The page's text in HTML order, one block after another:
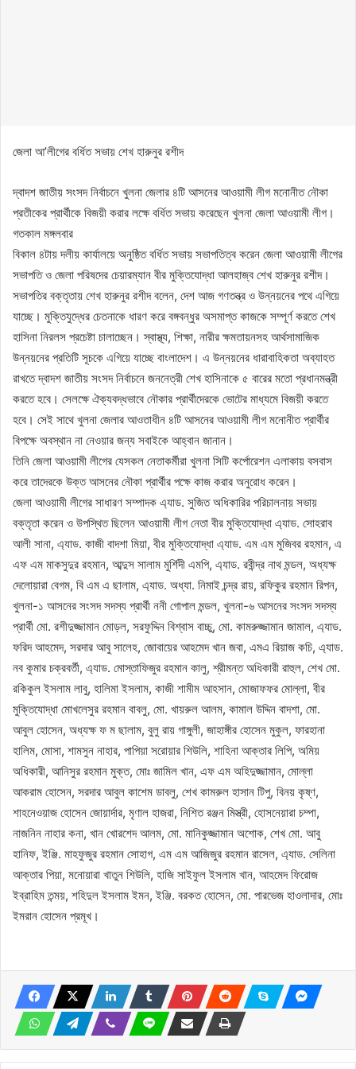
জেলা আ’লীগের বর্ধিত সভায় শেখ হারুনুর রশীদ
দ্বাদশ জাতীয় সংসদ নির্বাচনে খুলনা জেলার ৪টি আসনের আওয়ামী লীগ মনোনীত নৌকা
প্রতীকের প্রার্থীকে বিজয়ী করার লক্ষে বর্ধিত সভায় করেছেন খুলনা জেলা আওয়ামী লীগ।
গতকাল মঙ্গলবার
বিকাল ৪টায় দলীয় কার্যালয়ে অনুষ্ঠিত বর্ধিত সভায় সভাপতিত্ব করেন জেলা আওয়ামী লীগের
সভাপতি ও জেলা পরিষদের চেয়ারম্যান বীর মুক্তিযোদ্ধা আলহাজ্ব শেখ হারুনুর রশীদ।
সভাপতির বক্তৃতায় শেখ হারুনুর রশীদ বলেন, দেশ আজ গণতন্ত্র ও উন্নয়নের পথে এগিয়ে
যাচ্ছে। মুক্তিযুদ্ধের চেতনাকে ধারণ করে বঙ্গবন্ধুর অসমাপ্ত কাজকে সম্পূর্ণ করতে শেখ
হাসিনা নিরলস প্রচেষ্টা চালাচ্ছেন। স্বাস্থ্য, শিক্ষা, নারীর ক্ষমতায়নসহ আর্থসামাজিক
উন্নয়নের প্রতিটি সূচকে এগিয়ে যাচ্ছে বাংলাদেশ। এ উন্নয়নের ধারাবাহিকতা অব্যাহত
রাখতে দ্বাদশ জাতীয় সংসদ নির্বাচনে জননেত্রী শেখ হাসিনাকে ৫ বারের মতো প্রধানমন্ত্রী
করতে হবে। সেলক্ষে ঐক্যবদ্ধভাবে নৌকার প্রার্থীদেরকে ভোটের মাধ্যমে বিজয়ী করতে
হবে। সেই সাথে খুলনা জেলার আওতাধীন ৪টি আসনের আওয়ামী লীগ মনোনীত প্রার্থীর
বিপক্ষে অবস্থান না নেওয়ার জন্য সবাইকে আহ্বান জানান।
তিনি জেলা আওয়ামী লীগের যেসকল নেতাকর্মীরা খুলনা সিটি কর্পোরেশন এলাকায় বসবাস
করে তাদেরকে উক্ত আসনের নৌকা প্রার্থীর পক্ষে কাজ করার অনুরোধ করেন।
জেলা আওয়ামী লীগের সাধারণ সম্পাদক এ্যাড. সুজিত অধিকারির পরিচালনায় সভায়
বক্তৃতা করেন ও উপস্থিত ছিলেন আওয়ামী লীগ নেতা বীর মুক্তিযোদ্ধা এ্যাড. সোহরাব
আলী সানা, এ্যাড. কাজী বাদশা মিয়া, বীর মুক্তিযোদ্ধা এ্যাড. এম এম মুজিবর রহমান, এ
এফ এম মাকসুদুর রহমান, আব্দুস সালাম মুর্শিদী এমপি, এ্যাড. রবীন্দ্র নাথ মন্ডল, অধ্যক্ষ
দেলোয়ারা বেগম, বি এম এ ছালাম, এ্যাড. অধ্যা. নিমাই চন্দ্র রায়, রফিকুর রহমান রিপন,
খুলনা-১ আসনের সংসদ সদস্য প্রার্থী ননী গোপাল মন্ডল, খুলনা-৬ আসনের সংসদ সদস্য
প্রার্থী মো. রশীদুজ্জামান মোড়ল, সরফুদ্দিন বিশ্বাস বাচ্চু, মো. কামরুজ্জামান জামাল, এ্যাড.
ফরিদ আহমেদ, সরদার আবু সালেহ, জোবায়ের আহমেদ খান জবা, এমএ রিয়াজ কচি, এ্যাড.
নব কুমার চক্রবর্তী, এ্যাড. মোস্তাফিজুর রহমান কালু, শ্রীমন্ত অধিকারী রাহুল, শেখ মো.
রকিকুল ইসলাম লাবু, হালিমা ইসলাম, কাজী শামীম আহসান, মোজাফফর মোল্লা, বীর
মুক্তিযোদ্ধা মোখলেসুর রহমান বাবলু, মো. খায়রুল আলম, কামাল উদ্দিন বাদশা, মো.
আবুল হোসেন, অধ্যক্ষ ফ ম ছালাম, বুলু রায় গাঙ্গুলী, জাহাঙ্গীর হোসেন মুকুল, ফারহানা
হালিম, মোসা, শামসুন নাহার, পাপিয়া সরোয়ার শিউলি, শাহিনা আক্তার লিপি, অমিয়
অধিকারী, আনিসুর রহমান মুক্ত, মোঃ জামিল খান, এফ এম অহিদুজ্জামান, মোল্লা
আকরাম হোসেন, সরদার আবুল কাশেম ডাবলু, শেখ কামরুল হাসান টিপু, বিনয় কৃষ্ণ,
শাহনেওয়াজ হোসেন জোয়ার্দার, মৃণাল হাজরা, নিশিত রঞ্জন মিস্ত্রী, হোসনেয়ারা চম্পা,
নাজনিন নাহার কনা, খান খোরশেদ আলম, মো. মানিকুজ্জামান অশোক, শেখ মো. আবু
হানিফ, ইঞ্জি. মাহফুজুর রহমান সোহাগ, এম এম আজিজুর রহমান রাসেল, এ্যাড. সেলিনা
আক্তার পিয়া, মনোয়ারা খাতুন শিউলি, হাজি সাইফুল ইসলাম খান, আহমেদ ফিরোজ
ইব্রাহিম তন্ময়, শহিদুল ইসলাম ইমন, ইঞ্জি. বরকত হোসেন, মো. পারভেজ হাওলাদার, মোঃ
ইমরান হোসেন প্রমূখ।